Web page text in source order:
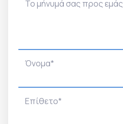
Το μήνυμά σας προς εμάς
Όνομα*
Επίθετο*